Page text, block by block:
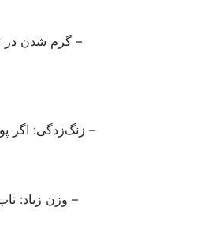
– گرم شدن در
– زنگ‌زدگی: اگر
– وزن زیاد: